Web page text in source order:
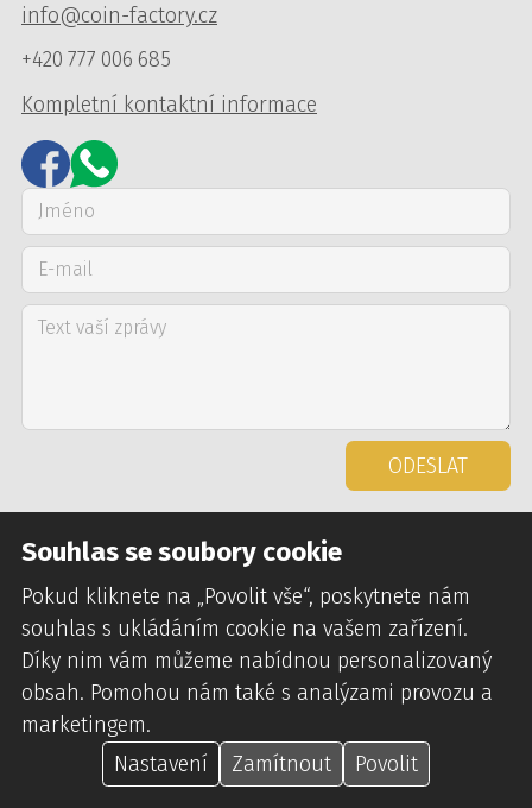
info@coin-factory.cz
+420 777 006 685
Kompletní kontaktní informace
ODESLAT
MINERYHOSTINGO NÁSVŠE O TĚŽBĚBLOGFAQ
Souhlas se soubory cookie
Pokud kliknete na „Povolit vše“, poskytnete nám
souhlas s ukládáním cookie na vašem zařízení.
Díky nim vám můžeme nabídnou personalizovaný
obsah. Pomohou nám také s analýzami provozu a
marketingem.
Nastavení
Zamítnout Povolit